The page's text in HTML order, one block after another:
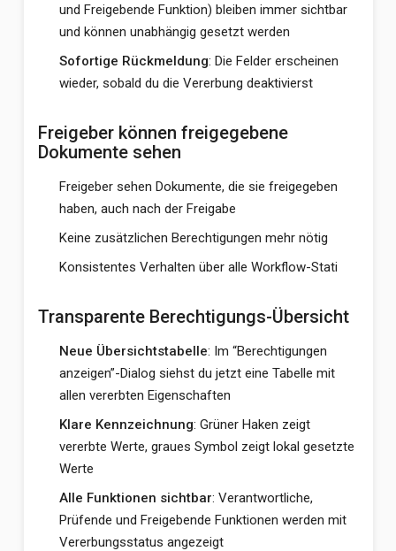
und Freigebende Funktion) bleiben immer sichtbar
und können unabhängig gesetzt werden
Sofortige Rückmeldung: Die Felder erscheinen
wieder, sobald du die Vererbung deaktivierst
Freigeber können freigegebene
Dokumente sehen
Freigeber sehen Dokumente, die sie freigegeben
haben, auch nach der Freigabe
Keine zusätzlichen Berechtigungen mehr nötig
Konsistentes Verhalten über alle Workflow-Stati
Transparente Berechtigungs-Übersicht
Neue Übersichtstabelle: Im “Berechtigungen
anzeigen”-Dialog siehst du jetzt eine Tabelle mit
allen vererbten Eigenschaften
Klare Kennzeichnung: Grüner Haken zeigt
vererbte Werte, graues Symbol zeigt lokal gesetzte
Werte
Alle Funktionen sichtbar: Verantwortliche,
Prüfende und Freigebende Funktionen werden mit
Vererbungsstatus angezeigt